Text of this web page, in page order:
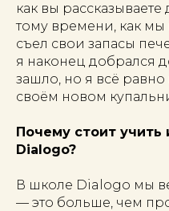
как вы
тому времени, как
съел свои запасы
я наконец добрался
зашло, но я всё равно
своём новом
Почему стоит учить
Dialogo?
В школе Dialogo мы
— это больше, чем